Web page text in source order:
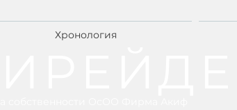
Хронология